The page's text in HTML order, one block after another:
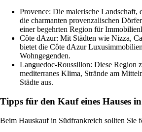
Provence: Die malerische Landschaft,
die charmanten provenzalischen
einer begehrten Region für
Côte dAzur: Mit Städten wie Nizza,
bietet die Côte dAzur
Wohngegenden.
Languedoc-Roussillon: Diese Region
mediterranes Klima, Strände am
Städte aus.
Tipps für den Kauf eines Hauses
Beim Hauskauf in Südfrankreich sollten Sie